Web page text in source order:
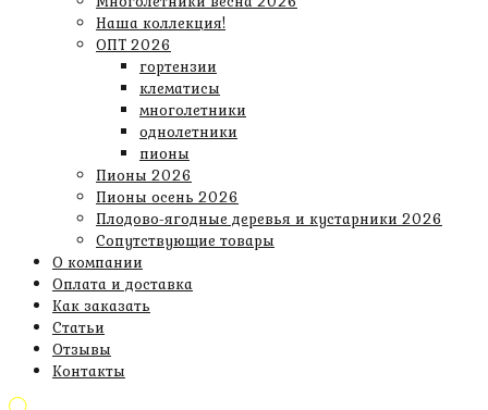
Наша коллекция!
ОПТ 2026
гортензии
клематисы
многолетники
однолетники
пионы
Пионы 2026
Пионы осень 2026
Плодово-ягодные деревья и кустарники 2026
Сопутствующие товары
О компании
Оплата и доставка
Как заказать
Статьи
Отзывы
Контакты